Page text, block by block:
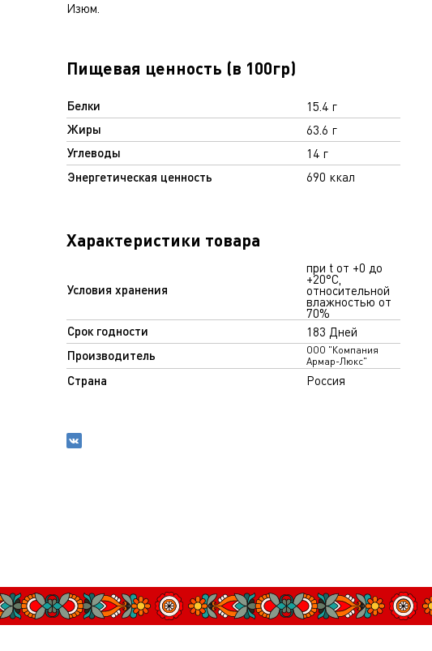
Изюм.
Пищевая ценность (в 100гр)
Белки 15.4 г
Жиры 63.6 г
Углеводы 14 г
Энергетическая ценность 690 ккал
Характеристики товара
Условия хранения
при t от +0 до
+20°С,
относительной
влажностью от
70%
Срок годности 183 Дней
Производитель
ООО "Компания
Армар-Люкс"
Страна Россия